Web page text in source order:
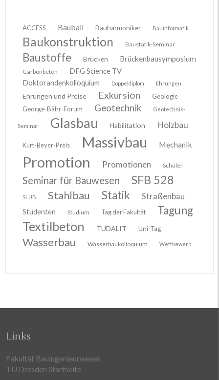
ACCESS Bauball Bauharmoniker Bauinformatik
Baukonstruktion Baustatik-Seminar
Baustoffe Brücken Brückenbausymposium
Carbonbeton
DFG Science TV
Doktorandenkolloquium
Doppeldiplom Ehrungen
Ehrungen und Preise Exkursion
Geologie
George-Bähr-Forum
Geotechnik Geotechnik-
Seminar Glasbau Habilitation Holzbau
Kurt-Beyer-Preis Massivbau Mechanik
Promotion Promotionen Schüler
Seminar für Bauwesen SFB 528
SLUB Stahlbau Statik Straßenbau
Studenten Studium Tag der Fakultät Tagung
Textilbeton TUDALIT Uni-Tag
Wasserbau Wasserbaukolloquium Wettbewerb
Links
Fakultät Bauingenieurwesen
TU Dresden Startseite